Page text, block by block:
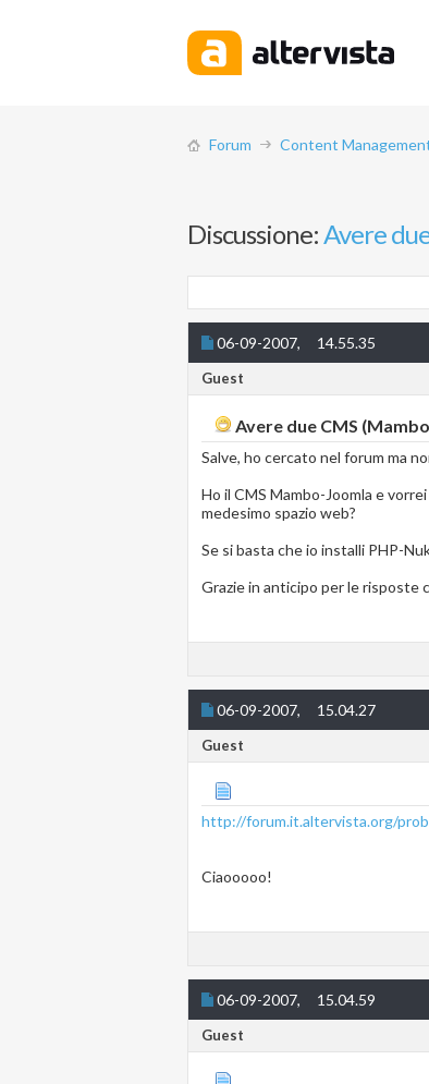
Forum Content
Discussione: Avere
06-09-2007, 14.55.35
Guest
Avere due CMS
Salve, ho cercato nel forum ma
Ho il CMS Mambo-Joomla e
medesimo spazio web?
Se si basta che io installi PHP-
Grazie in anticipo per le risposte
06-09-2007, 15.04.27
Guest
http://forum.it.altervista.org/
Ciaooooo!
06-09-2007, 15.04.59
Guest